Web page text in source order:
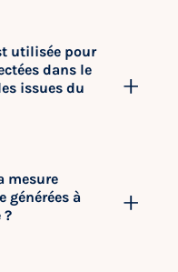
utilisée pour
dans le
issues du
mesure
générées à
?